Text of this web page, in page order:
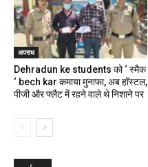
अपराध
Dehradun ke students को ‘ स्मैक
‘ bech kar कमाया मुनाफा, अब हॉस्टल,
पीजी और फ्लैट में रहने वाले थे निशाने पर